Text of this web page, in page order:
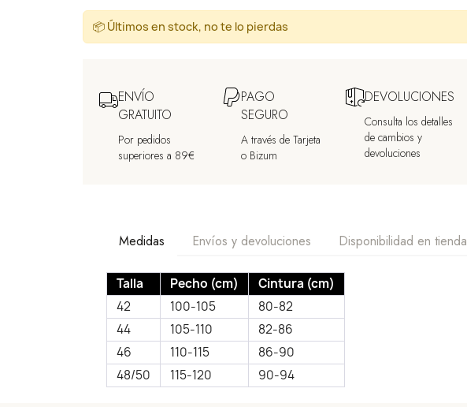
📦 Últimos en stock, no te lo pierdas
ENVÍO
GRATUITO
Por pedidos
superiores a 89€
PAGO
SEGURO
A través de Tarjeta
o Bizum
DEVOLUCIONES
Consulta los detalles
de cambios y
devoluciones
Medidas Envíos y devoluciones Disponibilidad en tienda
Talla Pecho (cm)
Cintura (cm)
42
100-105
80-82
44
105-110
82-86
46
110-115
86-90
48/50
115-120 90-94